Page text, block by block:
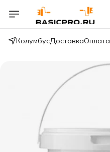
КолумбусДоставкаОплата